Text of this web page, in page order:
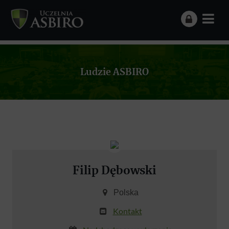
Ludzie ASBIRO
Filip Dębowski
Polska
Kontakt